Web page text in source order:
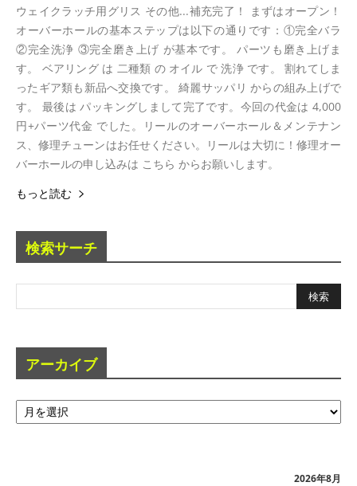
ウェイクラッチ用グリス その他...補充完了！ まずはオープン！
オーバーホールの基本ステップは以下の通りです：①完全バラ
②完全洗浄 ③完全磨き上げ が基本です。 パーツも磨き上げま
す。 ベアリング は 二種類 の オイル で 洗浄 です。 割れてしま
ったギア類も新品へ交換です。 綺麗サッパリ からの組み上げで
す。 最後は パッキングしまして完了です。今回の代金は 4,000
円+パーツ代金 でした。リールのオーバーホール＆メンテナン
ス、修理チューンはお任せください。リールは大切に！修理オー
バーホールの申し込みは こちら からお願いします。
もっと読む
検索サーチ
アーカイブ
ア
ー
2026年8月